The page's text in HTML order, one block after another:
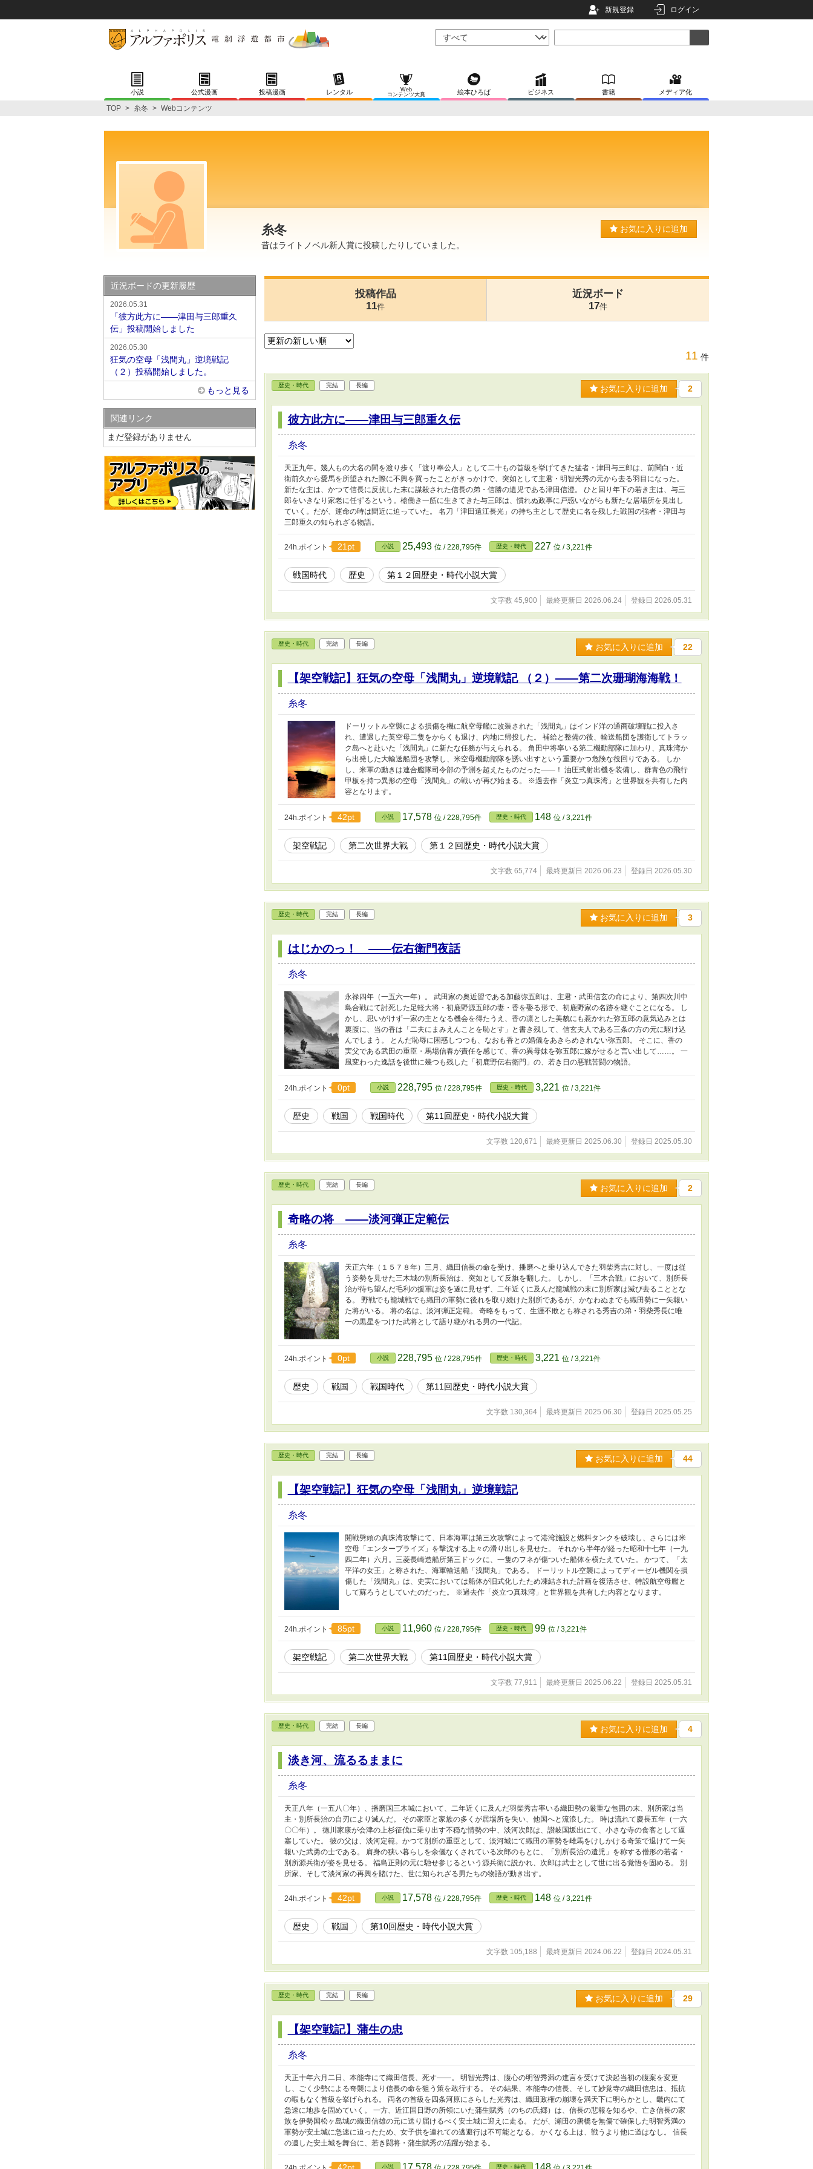
新規登録 ログイン
小説 公式漫画 投稿漫画 レンタル
Web
コンテンツ大賞
絵本ひろば ビジネス 書籍 メディア化
TOP > 糸冬 > Webコンテンツ
糸冬
昔はライトノベル新人賞に投稿したりしていました。
お気に入りに追加
投稿作品
11件
近況ボード
17件
11 件
歴史・時代 完結 長編 お気に入りに追加 2
彼方此方に――津田与三郎重久伝
糸冬
天正九年。幾人もの大名の間を渡り歩く「渡り奉公人」として二十もの首級を挙げてきた猛者・津田与三郎は、前関白・近
衛前久から愛馬を所望された際に不興を買ったことがきっかけで、突如として主君・明智光秀の元から去る羽目になった。
新たな主は、かつて信長に反抗した末に謀殺された信長の弟・信勝の遺児である津田信澄。 ひと回り年下の若き主は、与三
郎をいきなり家老に任ずるという。槍働き一筋に生きてきた与三郎は、慣れぬ政事に戸惑いながらも新たな居場所を見出し
ていく。だが、運命の時は間近に迫っていた。 名刀「津田遠江長光」の持ち主として歴史に名を残した戦国の強者・津田与
三郎重久の知られざる物語。
24h.ポイント 21pt 小説 25,493 位 / 228,795件 歴史・時代 227 位 / 3,221件
戦国時代 歴史 第１２回歴史・時代小説大賞
文字数 45,900 最終更新日 2026.06.24 登録日 2026.05.31
歴史・時代 完結 長編 お気に入りに追加 22
【架空戦記】狂気の空母「浅間丸」逆境戦記 （２）――第二次珊瑚海海戦！
糸冬
ドーリットル空襲による損傷を機に航空母艦に改装された「浅間丸」はインド洋の通商破壊戦に投入さ
れ、遭遇した英空母二隻をからくも退け、内地に帰投した。 補給と整備の後、輸送船団を護衛してトラッ
ク島へと赴いた「浅間丸」に新たな任務が与えられる。 角田中将率いる第二機動部隊に加わり、真珠湾か
ら出発した大輸送船団を攻撃し、米空母機動部隊を誘い出すという重要かつ危険な役回りである。 しか
し、米軍の動きは連合艦隊司令部の予測を超えたものだった——！ 油圧式射出機を装備し、群青色の飛行
甲板を持つ異形の空母「浅間丸」の戦いが再び始まる。 ※過去作「炎立つ真珠湾」と世界観を共有した内
容となります。
24h.ポイント 42pt 小説 17,578 位 / 228,795件 歴史・時代 148 位 / 3,221件
架空戦記 第二次世界大戦 第１２回歴史・時代小説大賞
文字数 65,774 最終更新日 2026.06.23 登録日 2026.05.30
歴史・時代 完結 長編 お気に入りに追加 3
はじかのっ！ ――伝右衛門夜話
糸冬
永禄四年（一五六一年）。 武田家の奥近習である加藤弥五郎は、主君・武田信玄の命により、第四次川中
島合戦にて討死した足軽大将・初鹿野源五郎の妻・香を娶る形で、初鹿野家の名跡を継ぐことになる。 し
かし、思いがけず一家の主となる機会を得たうえ、香の凛とした美貌にも惹かれた弥五郎の意気込みとは
裏腹に、当の香は「二夫にまみえんことを恥とす」と書き残して、信玄夫人である三条の方の元に駆け込
んでしまう。 とんだ恥辱に困惑しつつも、なおも香との婚儀をあきらめきれない弥五郎。 そこに、香の
実父である武田の重臣・馬場信春が責任を感じて、香の異母妹を弥五郎に嫁がせると言い出して……。 一
風変わった逸話を後世に幾つも残した「初鹿野伝右衛門」の、若き日の悪戦苦闘の物語。
24h.ポイント 0pt 小説 228,795 位 / 228,795件 歴史・時代 3,221 位 / 3,221件
歴史 戦国 戦国時代 第11回歴史・時代小説大賞
文字数 120,671 最終更新日 2025.06.30 登録日 2025.05.30
歴史・時代 完結 長編 お気に入りに追加 2
奇略の将 ――淡河弾正定範伝
糸冬
天正六年（１５７８年）三月、織田信長の命を受け、播磨へと乗り込んできた羽柴秀吉に対し、一度は従
う姿勢を見せた三木城の別所長治は、突如として反旗を翻した。 しかし、「三木合戦」において、別所長
治が待ち望んだ毛利の援軍は姿を遂に見せず、二年近くに及んだ籠城戦の末に別所家は滅び去ることとな
る。 野戦でも籠城戦でも織田の軍勢に後れを取り続けた別所であるが、かなわぬまでも織田勢に一矢報い
た将がいる。 将の名は、淡河弾正定範。 奇略をもって、生涯不敗とも称される秀吉の弟・羽柴秀長に唯
一の黒星をつけた武将として語り継がれる男の一代記。
24h.ポイント 0pt 小説 228,795 位 / 228,795件 歴史・時代 3,221 位 / 3,221件
歴史 戦国 戦国時代 第11回歴史・時代小説大賞
文字数 130,364 最終更新日 2025.06.30 登録日 2025.05.25
歴史・時代 完結 長編 お気に入りに追加 44
【架空戦記】狂気の空母「浅間丸」逆境戦記
糸冬
開戦劈頭の真珠湾攻撃にて、日本海軍は第三次攻撃によって港湾施設と燃料タンクを破壊し、さらには米
空母「エンタープライズ」を撃沈する上々の滑り出しを見せた。 それから半年が経った昭和十七年（一九
四二年）六月。三菱長崎造船所第三ドックに、一隻のフネが傷ついた船体を横たえていた。 かつて、「太
平洋の女王」と称された、海軍輸送船「浅間丸」である。 ドーリットル空襲によってディーゼル機関を損
傷した「浅間丸」は、史実においては船体が旧式化したため凍結された計画を復活させ、特設航空母艦と
して蘇ろうとしていたのだった。 ※過去作「炎立つ真珠湾」と世界観を共有した内容となります。
24h.ポイント 85pt 小説 11,960 位 / 228,795件 歴史・時代 99 位 / 3,221件
架空戦記 第二次世界大戦 第11回歴史・時代小説大賞
文字数 77,911 最終更新日 2025.06.22 登録日 2025.05.31
歴史・時代 完結 長編 お気に入りに追加 4
淡き河、流るるままに
糸冬
天正八年（一五八〇年）、播磨国三木城において、二年近くに及んだ羽柴秀吉率いる織田勢の厳重な包囲の末、別所家は当
主・別所長治の自刃により滅んだ。 その家臣と家族の多くが居場所を失い、他国へと流浪した。 時は流れて慶長五年（一六
〇〇年）。 徳川家康が会津の上杉征伐に乗り出す不穏な情勢の中、淡河次郎は、讃岐国坂出にて、小さな寺の食客として逼
塞していた。 彼の父は、淡河定範。かつて別所の重臣として、淡河城にて織田の軍勢を雌馬をけしかける奇策で退けて一矢
報いた武勇の士である。 肩身の狭い暮らしを余儀なくされている次郎のもとに、「別所長治の遺児」を称する僧形の若者・
別所源兵衛が姿を見せる。 福島正則の元に馳せ参じるという源兵衛に説かれ、次郎は武士として世に出る覚悟を固める。 別
所家、そして淡河家の再興を賭けた、世に知られざる男たちの物語が動き出す。
24h.ポイント 42pt 小説 17,578 位 / 228,795件 歴史・時代 148 位 / 3,221件
歴史 戦国 第10回歴史・時代小説大賞
文字数 105,188 最終更新日 2024.06.22 登録日 2024.05.31
歴史・時代 完結 長編 お気に入りに追加 29
【架空戦記】蒲生の忠
糸冬
天正十年六月二日、本能寺にて織田信長、死す――。 明智光秀は、腹心の明智秀満の進言を受けて決起当初の腹案を変更
し、ごく少勢による奇襲により信長の命を狙う策を敢行する。 その結果、本能寺の信長、そして妙覚寺の織田信忠は、抵抗
の暇もなく首級を挙げられる。 両名の首級を四条河原にさらした光秀は、織田政権の崩壊を満天下に明らかとし、畿内にて
急速に地歩を固めていく。 一方、近江国日野の所領にいた蒲生賦秀（のちの氏郷）は、信長の悲報を知るや、亡き信長の家
族を伊勢国松ヶ島城の織田信雄の元に送り届けるべく安土城に迎えに走る。 だが、瀬田の唐橋を無傷で確保した明智秀満の
軍勢が安土城に急速に迫ったため、女子供を連れての逃避行は不可能となる。 かくなる上は、戦うより他に道はなし。 信長
の遺した安土城を舞台に、若き闘将・蒲生賦秀の活躍が始まる。
小説 17,578 歴史・時代 148
近況ボードの更新履歴
2026.05.31
「彼方此方に――津田与三郎重久
伝」投稿開始しました
2026.05.30
狂気の空母「浅間丸」逆境戦記
（２）投稿開始しました。
もっと見る
関連リンク
まだ登録がありません